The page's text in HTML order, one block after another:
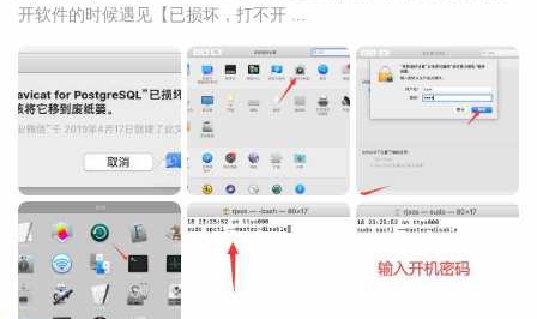
开软件的时候遇见【已损坏，打不开 ...